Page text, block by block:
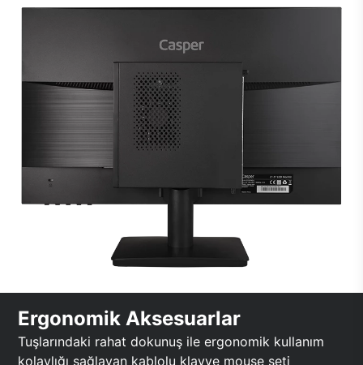
Ergonomik Aksesuarlar
Tuşlarındaki rahat dokunuş ile ergonomik kullanım
kolaylığı sağlayan kablolu klavye mouse seti